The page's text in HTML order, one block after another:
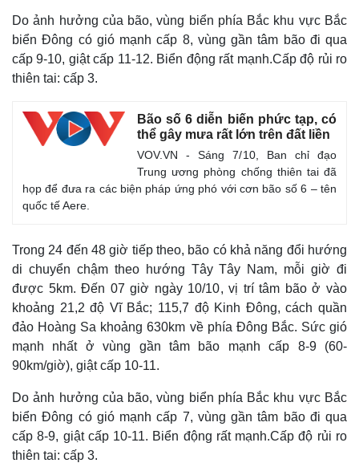
Thế giới
Quan sát
Cuộc sống đó đây
Hồ sơ
Multimedia
Video
Ảnh
E-Magazine
Do ảnh hưởng của bão, vùng biển phía Bắc khu vực Bắc
biển Đông có gió mạnh cấp 8, vùng gần tâm bão đi qua
cấp 9-10, giật cấp 11-12. Biển động rất mạnh.Cấp độ rủi ro
thiên tai: cấp 3.
Bão số 6 diễn biến phức tạp, có
thể gây mưa rất lớn trên đất liền
VOV.VN - Sáng 7/10, Ban chỉ đạo
Trung ương phòng chống thiên tai đã
họp để đưa ra các biện pháp ứng phó với cơn bão số 6 – tên
quốc tế Aere.
Trong 24 đến 48 giờ tiếp theo, bão có khả năng đổi hướng
di chuyển chậm theo hướng Tây Tây Nam, mỗi giờ đi
được 5km. Đến 07 giờ ngày 10/10, vị trí tâm bão ở vào
khoảng 21,2 độ Vĩ Bắc; 115,7 độ Kinh Đông, cách quần
đảo Hoàng Sa khoảng 630km về phía Đông Bắc. Sức gió
mạnh nhất ở vùng gần tâm bão mạnh cấp 8-9 (60-
90km/giờ), giật cấp 10-11.
Do ảnh hưởng của bão, vùng biển phía Bắc khu vực Bắc
biển Đông có gió mạnh cấp 7, vùng gần tâm bão đi qua
cấp 8-9, giật cấp 10-11. Biển động rất mạnh.Cấp độ rủi ro
thiên tai: cấp 3.